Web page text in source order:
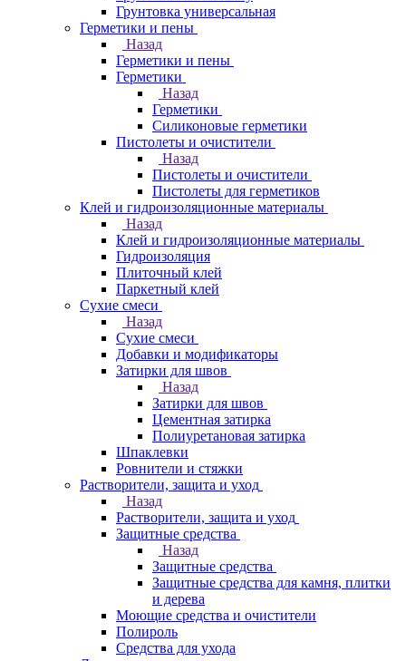
Грунтовка универсальная
Герметики и пены
Назад
Герметики и пены
Герметики
Назад
Герметики
Силиконовые герметики
Пистолеты и очистители
Назад
Пистолеты и очистители
Пистолеты для герметиков
Клей и гидроизоляционные материалы
Назад
Клей и гидроизоляционные материалы
Гидроизоляция
Плиточный клей
Паркетный клей
Сухие смеси
Назад
Сухие смеси
Добавки и модификаторы
Затирки для швов
Назад
Затирки для швов
Цементная затирка
Полиуретановая затирка
Шпаклевки
Ровнители и стяжки
Растворители, защита и уход
Назад
Растворители, защита и уход
Защитные средства
Назад
Защитные средства
Защитные средства для камня, плитки
и дерева
Моющие средства и очистители
Полироль
Средства для ухода